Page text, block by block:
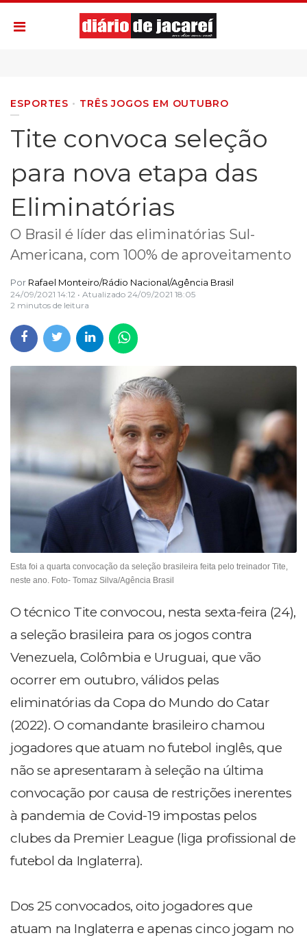
ESPORTES TRÊS JOGOS EM OUTUBRO
Tite convoca seleção
para nova etapa das
Eliminatórias
O Brasil é líder das eliminatórias Sul-
Americana, com 100% de aproveitamento
Por Rafael Monteiro/Rádio Nacional/Agência Brasil
24/09/2021 14:12 • Atualizado 24/09/2021 18:05
2 minutos de leitura
Esta foi a quarta convocação da seleção brasileira feita pelo treinador Tite,
neste ano. Foto- Tomaz Silva/Agência Brasil
O técnico Tite convocou, nesta sexta-feira (24),
a seleção brasileira para os jogos contra
Venezuela, Colômbia e Uruguai, que vão
ocorrer em outubro, válidos pelas
eliminatórias da Copa do Mundo do Catar
(2022). O comandante brasileiro chamou
jogadores que atuam no futebol inglês, que
não se apresentaram à seleção na última
convocação por causa de restrições inerentes
à pandemia de Covid-19 impostas pelos
clubes da Premier League (liga profissional de
futebol da Inglaterra).
Dos 25 convocados, oito jogadores que
atuam na Inglaterra e apenas cinco jogam no